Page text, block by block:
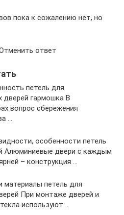
пока к сожалению нет, но
ответ
петель для
гармошка В
вопрос сбережения
…
особенности петель
Алюминиевые двери с каждым
– конструкция …
материалы петель для
При монтаже дверей и
используют …